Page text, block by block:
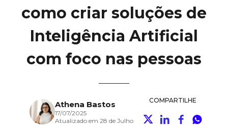
como criar soluções de
Inteligência Artificial
com foco nas pessoas
Athena Bastos
17/07/2025
Atualizado em 28 de Julho
COMPARTILHE